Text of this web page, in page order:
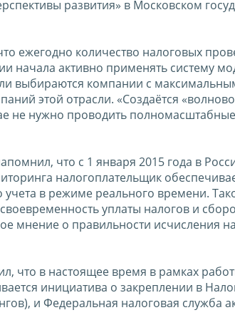
развития» в Московском
ежегодно количество налоговых
начала активно применять систему
выбираются компании с
этой отрасли. «Создаётся
не нужно проводить
что с 1 января 2015 года в
налогоплательщик
учета в режиме реального времени.
уплаты налогов и
мнение о правильности исчисления
что в настоящее время в рамках
инициатива о закреплении в
и Федеральная налоговая служба